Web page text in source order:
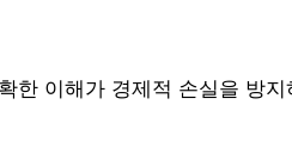
한 이해가 경제적 손실을 방지